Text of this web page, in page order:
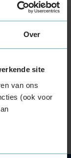
Over
site
van ons
(ook voor
gelden over
wij je
te maken.